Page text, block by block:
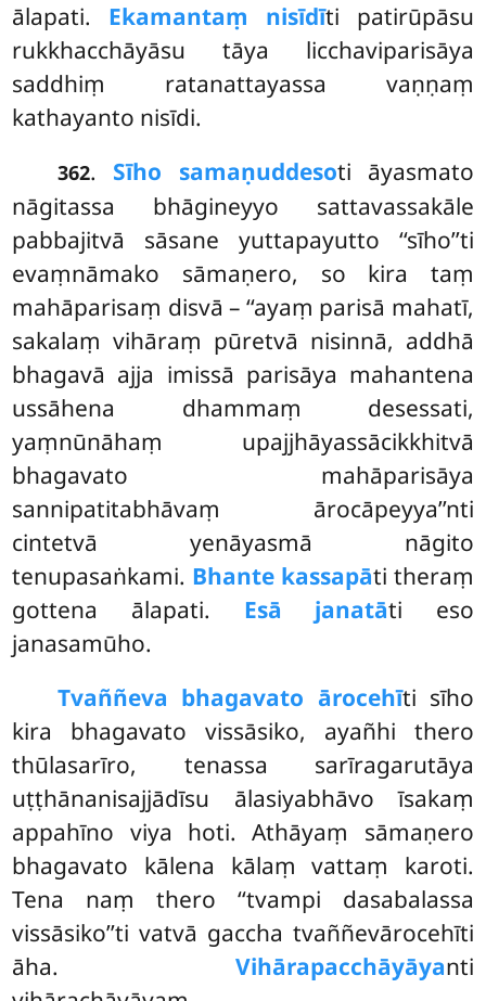
ālapati. Ekamantaṃ nisīdīti patirūpāsu
rukkhacchāyāsu tāya licchaviparisāya
saddhiṃ ratanattayassa vaṇṇaṃ
kathayanto nisīdi.
362. Sīho samaṇuddesoti āyasmato
nāgitassa bhāgineyyo sattavassakāle
pabbajitvā sāsane yuttapayutto ‘‘sīho’’ti
evaṃnāmako sāmaṇero, so kira taṃ
mahāparisaṃ disvā – ‘‘ayaṃ parisā mahatī,
sakalaṃ vihāraṃ pūretvā nisinnā, addhā
bhagavā ajja imissā parisāya mahantena
ussāhena dhammaṃ desessati,
yaṃnūnāhaṃ upajjhāyassācikkhitvā
bhagavato mahāparisāya
sannipatitabhāvaṃ ārocāpeyya’’nti
cintetvā yenāyasmā nāgito
tenupasaṅkami. Bhante kassapāti theraṃ
gottena ālapati. Esā janatāti eso
janasamūho.
Tvaññeva bhagavato ārocehīti sīho
kira bhagavato vissāsiko, ayañhi thero
thūlasarīro, tenassa sarīragarutāya
uṭṭhānanisajjādīsu ālasiyabhāvo īsakaṃ
appahīno viya hoti. Athāyaṃ sāmaṇero
bhagavato kālena kālaṃ vattaṃ karoti.
Tena naṃ thero ‘‘tvampi dasabalassa
vissāsiko’’ti vatvā gaccha tvaññevārocehīti
āha. Vihārapacchāyāyanti